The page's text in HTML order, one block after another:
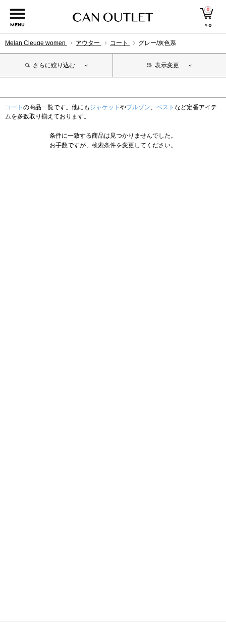
MENU
0
￥0
Melan Cleuge women アウター コート グレー/灰色系
さらに絞り込む 表示変更
コート の商品一覧です。他にも ジャケット やブルゾン、 ベスト など定番アイテ
ムを多数取り揃えております。
条件に一致する商品は見つかりませんでした。
お手数ですが、検索条件を変更してください。